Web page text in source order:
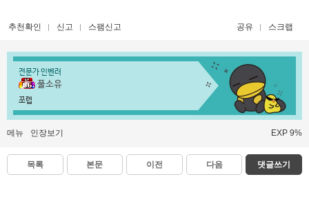
추천확인 신고 스팸신고 공유 스크랩
전문가 인벤러
풀소유
쪼렙
메뉴 인장보기 EXP 9%
목록 본문 이전 다음 댓글쓰기